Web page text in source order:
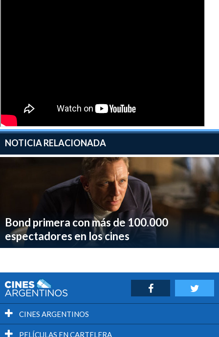
NOTICIA RELACIONADA
Bond primera con más de 100.000
espectadores en los cines
CINES ARGENTINOS
PELÍCULAS EN CARTELERA